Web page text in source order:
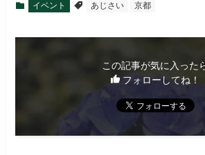
イベント あじさい 京都
この記事が気に入った
フォローしてね！